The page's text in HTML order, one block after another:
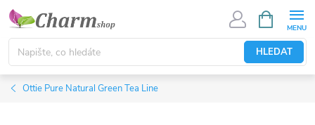
Přejít
obsah
HLEDAT
NÁKUPNÍ
KOŠÍK
Ottie Pure Natural Green Tea Line